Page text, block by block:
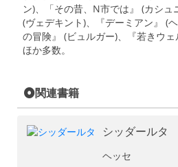
ン)、「その昔、N市では』 (カシュ
(ヴェデキント)、『デーミアン』 (
の冒険』 (ビュルガー)、『若きウ
ほか多数。
関連書籍
シッダールタ
ヘッセ